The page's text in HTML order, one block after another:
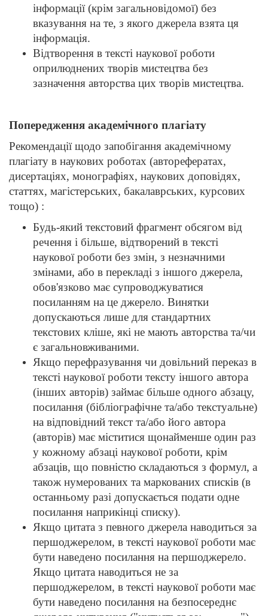
інформації (крім загальновідомої) без
вказування на те, з якого джерела взята ця
інформація.
Відтворення в тексті наукової роботи
оприлюднених творів мистецтва без
зазначення авторства цих творів мистецтва.
Попередження академічного плагіату
Рекомендації щодо запобігання академічному
плагіату в наукових роботах (авторефератах,
дисертаціях, монографіях, наукових доповідях,
статтях, магістерських, бакалаврських, курсових
тощо) :
Будь-який текстовий фрагмент обсягом від
речення і більше, відтворений в тексті
наукової роботи без змін, з незначними
змінами, або в перекладі з іншого джерела,
обов'язково має супроводжуватися
посиланням на це джерело. Винятки
допускаються лише для стандартних
текстових кліше, які не мають авторства та/чи
є загальновживаними.
Якщо перефразування чи довільний переказ в
тексті наукової роботи тексту іншого автора
(інших авторів) займає більше одного абзацу,
посилання (бібліографічне та/або текстуальне)
на відповідний текст та/або його автора
(авторів) має міститися щонайменше один раз
у кожному абзаці наукової роботи, крім
абзаців, що повністю складаються з формул, а
також нумерованих та маркованих списків (в
останньому разі допускається подати одне
посилання наприкінці списку).
Якщо цитата з певного джерела наводиться за
першоджерелом, в тексті наукової роботи має
бути наведено посилання на першоджерело.
Якщо цитата наводиться не за
першоджерелом, в тексті наукової роботи має
бути наведено посилання на безпосереднє